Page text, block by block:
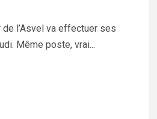
l’Asvel va effectuer ses
Même poste, vrai...